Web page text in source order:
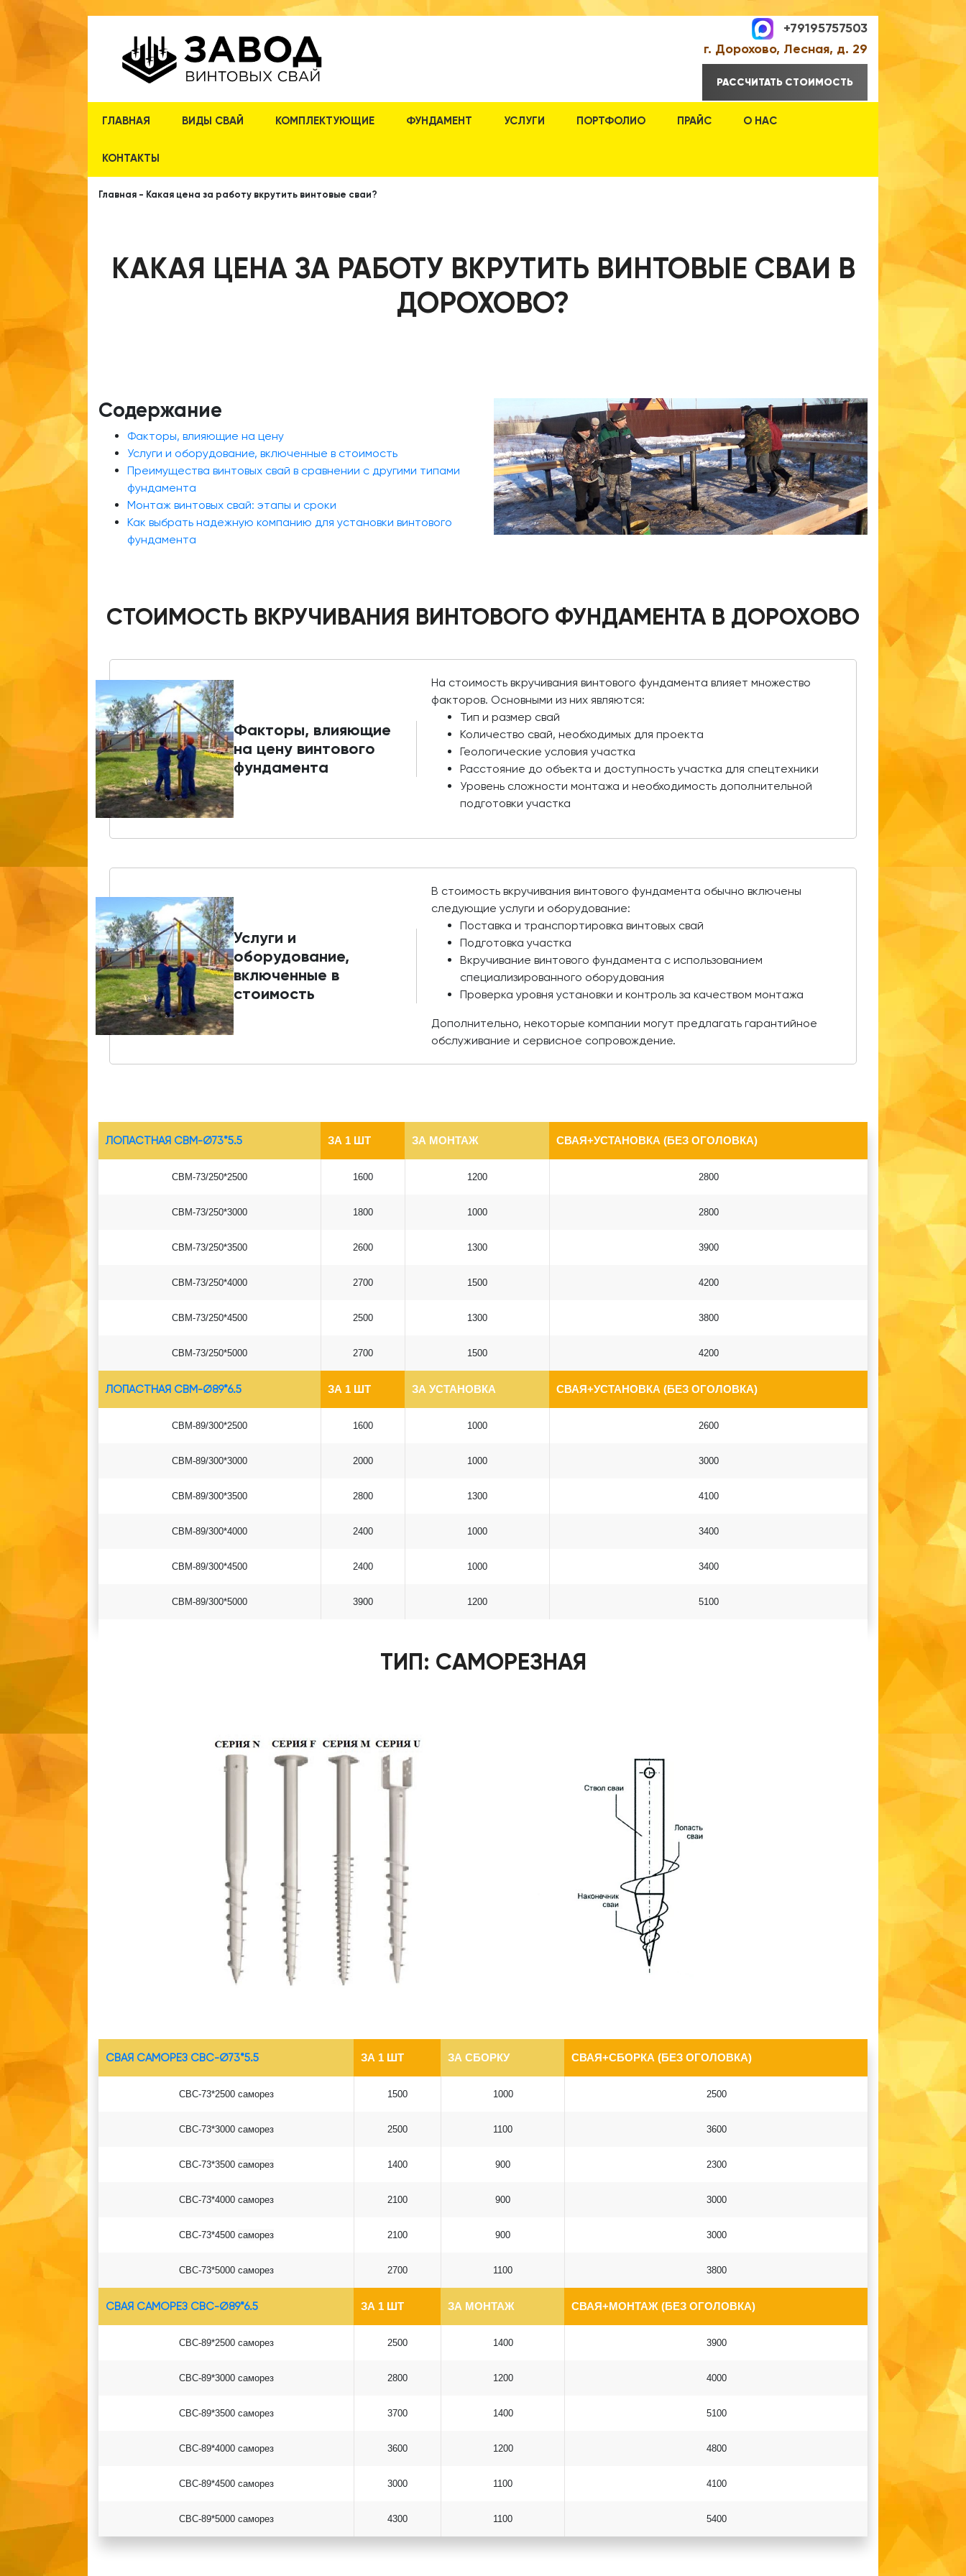
+79195757503
г. Дорохово, Лесная, д. 29
РАССЧИТАТЬ СТОИМОСТЬ
ГЛАВНАЯ ВИДЫ СВАЙ КОМПЛЕКТУЮЩИЕ ФУНДАМЕНТ УСЛУГИ ПОРТФОЛИО ПРАЙС О НАС
КОНТАКТЫ
Главная - Какая цена за работу вкрутить винтовые сваи?
КАКАЯ ЦЕНА ЗА РАБОТУ ВКРУТИТЬ ВИНТОВЫЕ СВАИ В
ДОРОХОВО?
Содержание
Факторы, влияющие на цену
Услуги и оборудование, включенные в стоимость
Преимущества винтовых свай в сравнении с другими типами
фундамента
Монтаж винтовых свай: этапы и сроки
Как выбрать надежную компанию для установки винтового
фундамента
СТОИМОСТЬ ВКРУЧИВАНИЯ ВИНТОВОГО ФУНДАМЕНТА В ДОРОХОВО
Факторы, влияющие
на цену винтового
фундамента
На стоимость вкручивания винтового фундамента влияет множество
факторов. Основными из них являются:
Тип и размер свай
Количество свай, необходимых для проекта
Геологические условия участка
Расстояние до объекта и доступность участка для спецтехники
Уровень сложности монтажа и необходимость дополнительной
подготовки участка
Услуги и
оборудование,
включенные в
стоимость
В стоимость вкручивания винтового фундамента обычно включены
следующие услуги и оборудование:
Поставка и транспортировка винтовых свай
Подготовка участка
Вкручивание винтового фундамента с использованием
специализированного оборудования
Проверка уровня установки и контроль за качеством монтажа
Дополнительно, некоторые компании могут предлагать гарантийное
обслуживание и сервисное сопровождение.
ЛОПАСТНАЯ СВМ-Ø73*5.5 ЗА 1 ШТ ЗА МОНТАЖ СВАЯ+УСТАНОВКА (БЕЗ ОГОЛОВКА)
СВМ-73/250*2500 1600 1200 2800
СВМ-73/250*3000 1800 1000 2800
СВМ-73/250*3500 2600 1300 3900
СВМ-73/250*4000 2700 1500 4200
СВМ-73/250*4500 2500 1300 3800
СВМ-73/250*5000 2700 1500 4200
ЛОПАСТНАЯ СВМ-Ø89*6.5 ЗА 1 ШТ ЗА УСТАНОВКА СВАЯ+УСТАНОВКА (БЕЗ ОГОЛОВКА)
СВМ-89/300*2500 1600 1000 2600
СВМ-89/300*3000 2000 1000 3000
СВМ-89/300*3500 2800 1300 4100
СВМ-89/300*4000 2400 1000 3400
СВМ-89/300*4500 2400 1000 3400
СВМ-89/300*5000 3900 1200 5100
ТИП: САМОРЕЗНАЯ
СВАЯ САМОРЕЗ СВС-Ø73*5.5 ЗА 1 ШТ ЗА СБОРКУ СВАЯ+СБОРКА (БЕЗ ОГОЛОВКА)
СВС-73*2500 саморез 1500 1000 2500
СВС-73*3000 саморез 2500 1100 3600
СВС-73*3500 саморез 1400 900 2300
СВС-73*4000 саморез 2100 900 3000
СВС-73*4500 саморез 2100 900 3000
СВС-73*5000 саморез 2700 1100 3800
СВАЯ САМОРЕЗ СВС-Ø89*6.5 ЗА 1 ШТ ЗА МОНТАЖ СВАЯ+МОНТАЖ (БЕЗ ОГОЛОВКА)
СВС-89*2500 саморез 2500 1400 3900
СВС-89*3000 саморез 2800 1200 4000
СВС-89*3500 саморез 3700 1400 5100
СВС-89*4000 саморез 3600 1200 4800
СВС-89*4500 саморез 3000 1100 4100
СВС-89*5000 саморез 4300 1100 5400